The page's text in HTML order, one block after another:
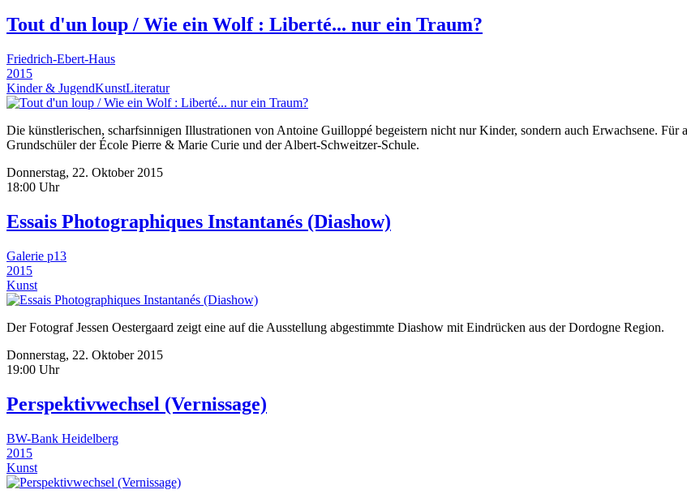
Tout d'un loup / Wie ein Wolf : Liberté... nur ein Traum?
Friedrich-Ebert-Haus
2015
Kinder & JugendKunstLiteratur
Die künstlerischen, scharfsinnigen Illustrationen von Antoine Guilloppé begeistern nicht nur Kinder, sondern auch Erwachsene.
Grundschüler der École Pierre & Marie Curie und der Albert-Schweitzer-Schule.
Donnerstag, 22. Oktober 2015
18:00 Uhr
Essais Photographiques Instantanés (Diashow)
Galerie p13
2015
Kunst
Der Fotograf Jessen Oestergaard zeigt eine auf die Ausstellung abgestimmte Diashow mit Eindrücken aus der Dordogne Region.
Donnerstag, 22. Oktober 2015
19:00 Uhr
Perspektivwechsel (Vernissage)
BW-Bank Heidelberg
2015
Kunst